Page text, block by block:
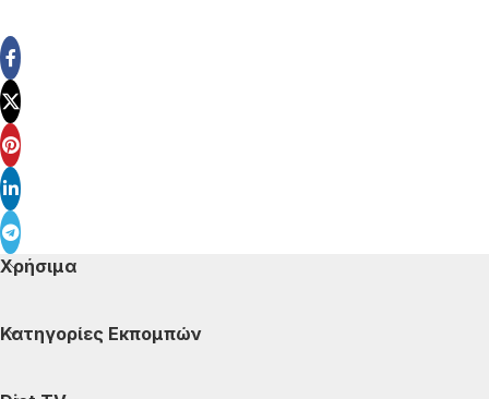
Χρήσιμα
Κατηγορίες Εκπομπών